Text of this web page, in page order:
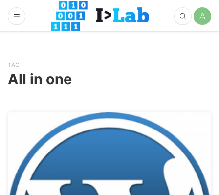
TAG
All in one